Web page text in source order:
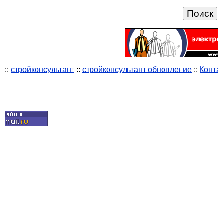
:: стройконсультант :: стройконсультант обновление ::